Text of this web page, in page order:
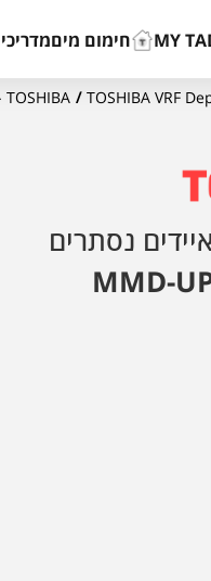
MY חימום מים
TOSHIBA VRF
/ TOSHIBA - מאיידים נסתרים
MMD-